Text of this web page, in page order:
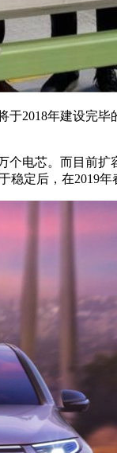
2018年建设完
电芯。而目前
稳定后，在2019